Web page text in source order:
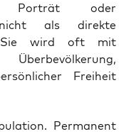
Porträt oder
als direkte
Sie wird oft mit
Freiheit
Per­ma­nent